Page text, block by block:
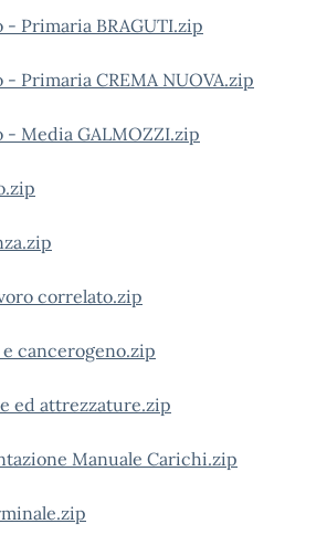
Primaria BRAGUTI.zip
Primaria CREMA NUOVA.zip
- Media GALMOZZI.zip
correlato.zip
cancerogeno.zip
ed attrezzature.zip
Manuale Carichi.zip